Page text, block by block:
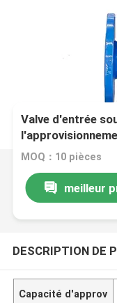
Valve d'entrée
MOQ：10 pièces
meilleur
DESCRIPTION DE
Capacité d'approv